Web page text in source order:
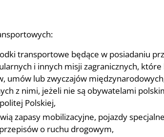
transportowe będące w posiadaniu
i innych misji zagranicznych,
umów lub zwyczajów
z nimi, jeżeli nie są obywatelami
Polskiej,
zapasy mobilizacyjne, pojazdy
o ruchu drogowym,